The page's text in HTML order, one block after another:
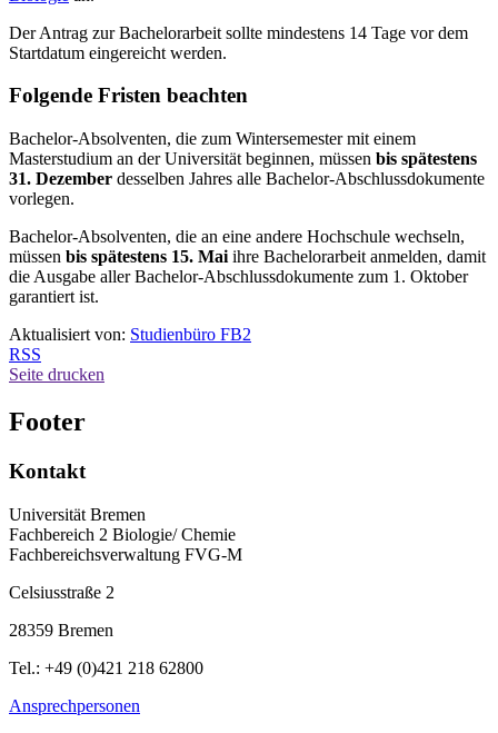
Der Antrag zur Bachelorarbeit sollte mindestens 14 Tage vor dem
Startdatum eingereicht werden.
Folgende Fristen beachten
Bachelor-Absolventen, die zum Wintersemester mit einem
Masterstudium an der Universität beginnen, müssen bis spätestens
31. Dezember desselben Jahres alle Bachelor-Abschlussdokumente
vorlegen.
Bachelor-Absolventen, die an eine andere Hochschule wechseln,
müssen bis spätestens 15. Mai ihre Bachelorarbeit anmelden, damit
die Ausgabe aller Bachelor-Abschlussdokumente zum 1. Oktober
garantiert ist.
Aktualisiert von: Studienbüro FB2
RSS
Seite drucken
Footer
Kontakt
Universität Bremen
Fachbereich 2 Biologie/ Chemie
Fachbereichsverwaltung FVG-M
Celsiusstraße 2
28359 Bremen
Tel.: +49 (0)421 218 62800
Ansprechpersonen